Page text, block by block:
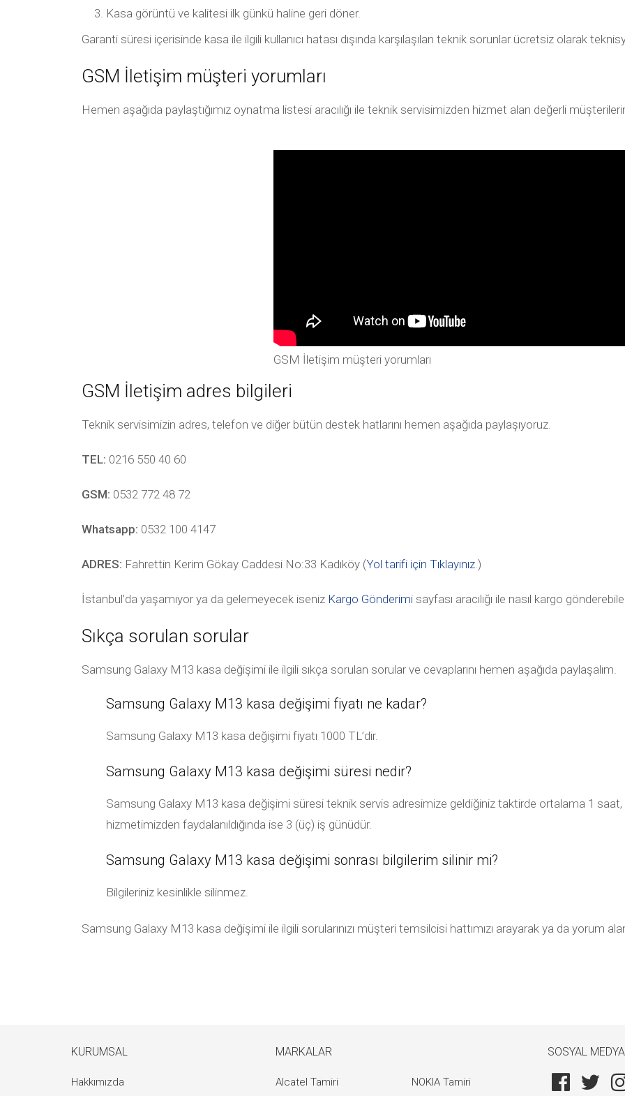
Kasa görüntü ve kalitesi ilk günkü haline geri döner.
Garanti süresi içerisinde kasa ile ilgili kullanıcı hatası dışında karşılaşılan teknik sorunlar ücretsiz olarak
GSM İletişim müşteri yorumları
Hemen aşağıda paylaştığımız oynatma listesi aracılığı ile teknik servisimizden hizmet alan değerli
GSM İletişim müşteri yorumları
GSM İletişim adres bilgileri
Teknik servisimizin adres, telefon ve diğer bütün destek hatlarını hemen aşağıda paylaşıyoruz.
TEL: 0216 550 40 60
GSM: 0532 772 48 72
Whatsapp: 0532 100 4147
ADRES: Fahrettin Kerim Gökay Caddesi No:33 Kadıköy (Yol tarifi için Tıklayınız.)
İstanbul’da yaşamıyor ya da gelemeyecek iseniz Kargo Gönderimi sayfası aracılığı ile nasıl kargo
Sıkça sorulan sorular
Samsung Galaxy M13 kasa değişimi ile ilgili sıkça sorulan sorular ve cevaplarını hemen aşağıda paylaşalım.
Samsung Galaxy M13 kasa değişimi fiyatı ne kadar?
Samsung Galaxy M13 kasa değişimi fiyatı 1000 TL’dir.
Samsung Galaxy M13 kasa değişimi süresi nedir?
Samsung Galaxy M13 kasa değişimi süresi teknik servis adresimize geldiğiniz taktirde ortalama 1 saat,
hizmetimizden faydalanıldığında ise 3 (üç) iş günüdür.
Samsung Galaxy M13 kasa değişimi sonrası bilgilerim silinir mi?
Bilgileriniz kesinlikle silinmez.
Samsung Galaxy M13 kasa değişimi ile ilgili sorularınızı müşteri temsilcisi hattımızı arayarak ya da yorum
KURUMSAL
Hakkımızda
MARKALAR
Alcatel Tamiri NOKIA Tamiri
SOSYAL MEDYA